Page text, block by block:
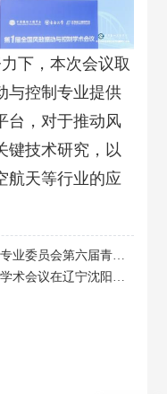
下，本次会议取
与控制专业提供
台，对于推动风
键技术研究，以
航天等行业的应
上一篇：中国振动工程学会故障诊断专业委员会第六届青年论坛在安徽工业大学成功举办
下一篇：第四届可展开空间结构青年学术会议在辽宁沈阳顺利召开